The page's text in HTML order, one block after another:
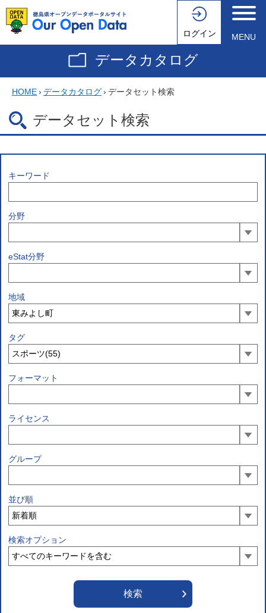
ログイン MENU
データカタログ
HOME› データカタログ› データセット検索
データセット検索
キーワード
分野
eStat分野
地域
タグ
フォーマット
ライセンス
グループ
並び順
検索オプション